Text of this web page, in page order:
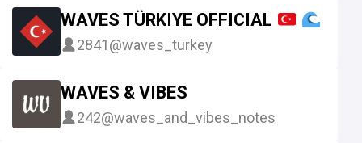
WAVES TÜRKIYE OFFICIAL
2841@waves_turkey
WAVES & VIBES
242@waves_and_vibes_notes